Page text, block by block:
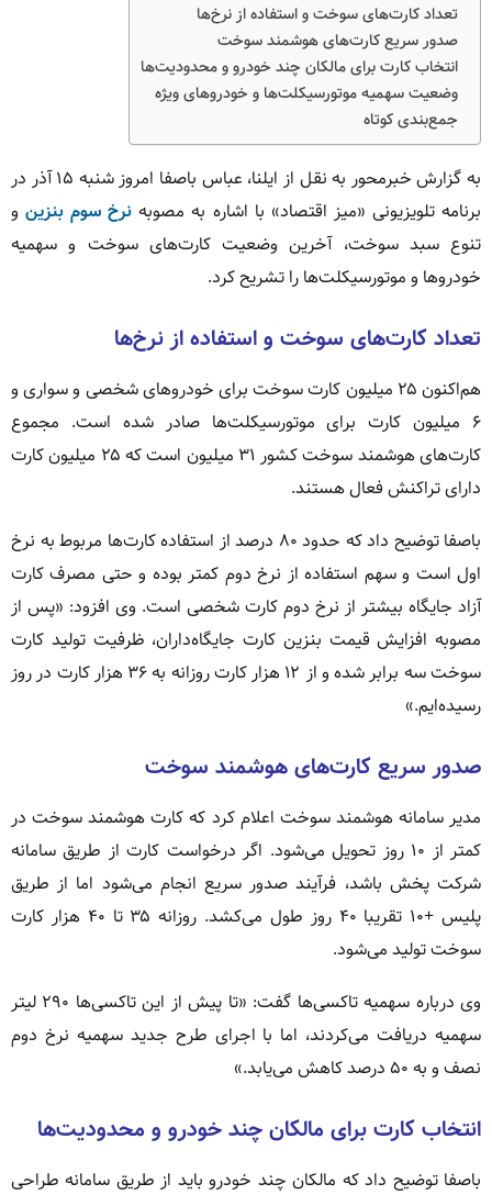
تعداد کارت‌های سوخت و استفاده از نرخ‌ها
صدور سریع کارت‌های هوشمند سوخت
انتخاب کارت برای مالکان چند خودرو و محدودیت‌ها
وضعیت سهمیه موتورسیکلت‌ها و خودروهای ویژه
جمع‌بندی کوتاه
به گزارش خبرمحور به نقل از ایلنا، عباس باصفا امروز شنبه ۱۵ آذر در
برنامه تلویزیونی «میز اقتصاد» با اشاره به مصوبه نرخ سوم بنزین و
تنوع سبد سوخت، آخرین وضعیت کارت‌های سوخت و سهمیه
خودروها و موتورسیکلت‌ها را تشریح کرد.
تعداد کارت‌های سوخت و استفاده از نرخ‌ها
هم‌اکنون ۲۵ میلیون کارت سوخت برای خودروهای شخصی و سواری و
۶ میلیون کارت برای موتورسیکلت‌ها صادر شده است. مجموع
کارت‌های هوشمند سوخت کشور ۳۱ میلیون است که ۲۵ میلیون کارت
دارای تراکنش فعال هستند.
باصفا توضیح داد که حدود ۸۰ درصد از استفاده کارت‌ها مربوط به نرخ
اول است و سهم استفاده از نرخ دوم کمتر بوده و حتی مصرف کارت
آزاد جایگاه بیشتر از نرخ دوم کارت شخصی است. وی افزود: «پس از
مصوبه افزایش قیمت بنزین کارت جایگاه‌داران، ظرفیت تولید کارت
سوخت سه برابر شده و از ۱۲ هزار کارت روزانه به ۳۶ هزار کارت در روز
رسیده‌ایم.»
صدور سریع کارت‌های هوشمند سوخت
مدیر سامانه هوشمند سوخت اعلام کرد که کارت هوشمند سوخت در
کمتر از ۱۰ روز تحویل می‌شود. اگر درخواست کارت از طریق سامانه
شرکت پخش باشد، فرآیند صدور سریع انجام می‌شود اما از طریق
پلیس +۱۰ تقریبا ۴۰ روز طول می‌کشد. روزانه ۳۵ تا ۴۰ هزار کارت
سوخت تولید می‌شود.
وی درباره سهمیه تاکسی‌ها گفت: «تا پیش از این تاکسی‌ها ۲۹۰ لیتر
سهمیه دریافت می‌کردند، اما با اجرای طرح جدید سهمیه نرخ دوم
نصف و به ۵۰ درصد کاهش می‌یابد.»
انتخاب کارت برای مالکان چند خودرو و محدودیت‌ها
باصفا توضیح داد که مالکان چند خودرو باید از طریق سامانه طراحی